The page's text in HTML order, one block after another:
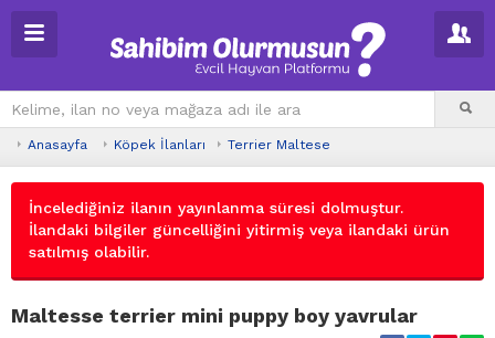
Anasayfa Köpek İlanları Terrier Maltese
İncelediğiniz ilanın yayınlanma süresi dolmuştur.
İlandaki bilgiler güncelliğini yitirmiş veya ilandaki ürün
satılmış olabilir.
Maltesse terrier mini puppy boy yavrular